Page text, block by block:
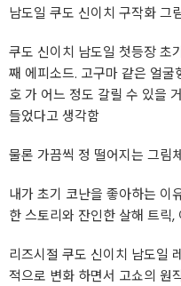
남도일 쿠도 신이치 구작화 그
쿠도 신이치 남도일 첫등장 초
째 에피소드. 고구마 같은 얼
호 가 어느 정도 갈릴 수 있을
들었다고 생각함
물론 가끔씩 정 떨어지는 그림
내가 초기 코난을 좋아하는 이
한 스토리와 잔인한 살해 트릭
리즈시절 쿠도 신이치 남도일
적으로 변화 하면서 고쇼의 원